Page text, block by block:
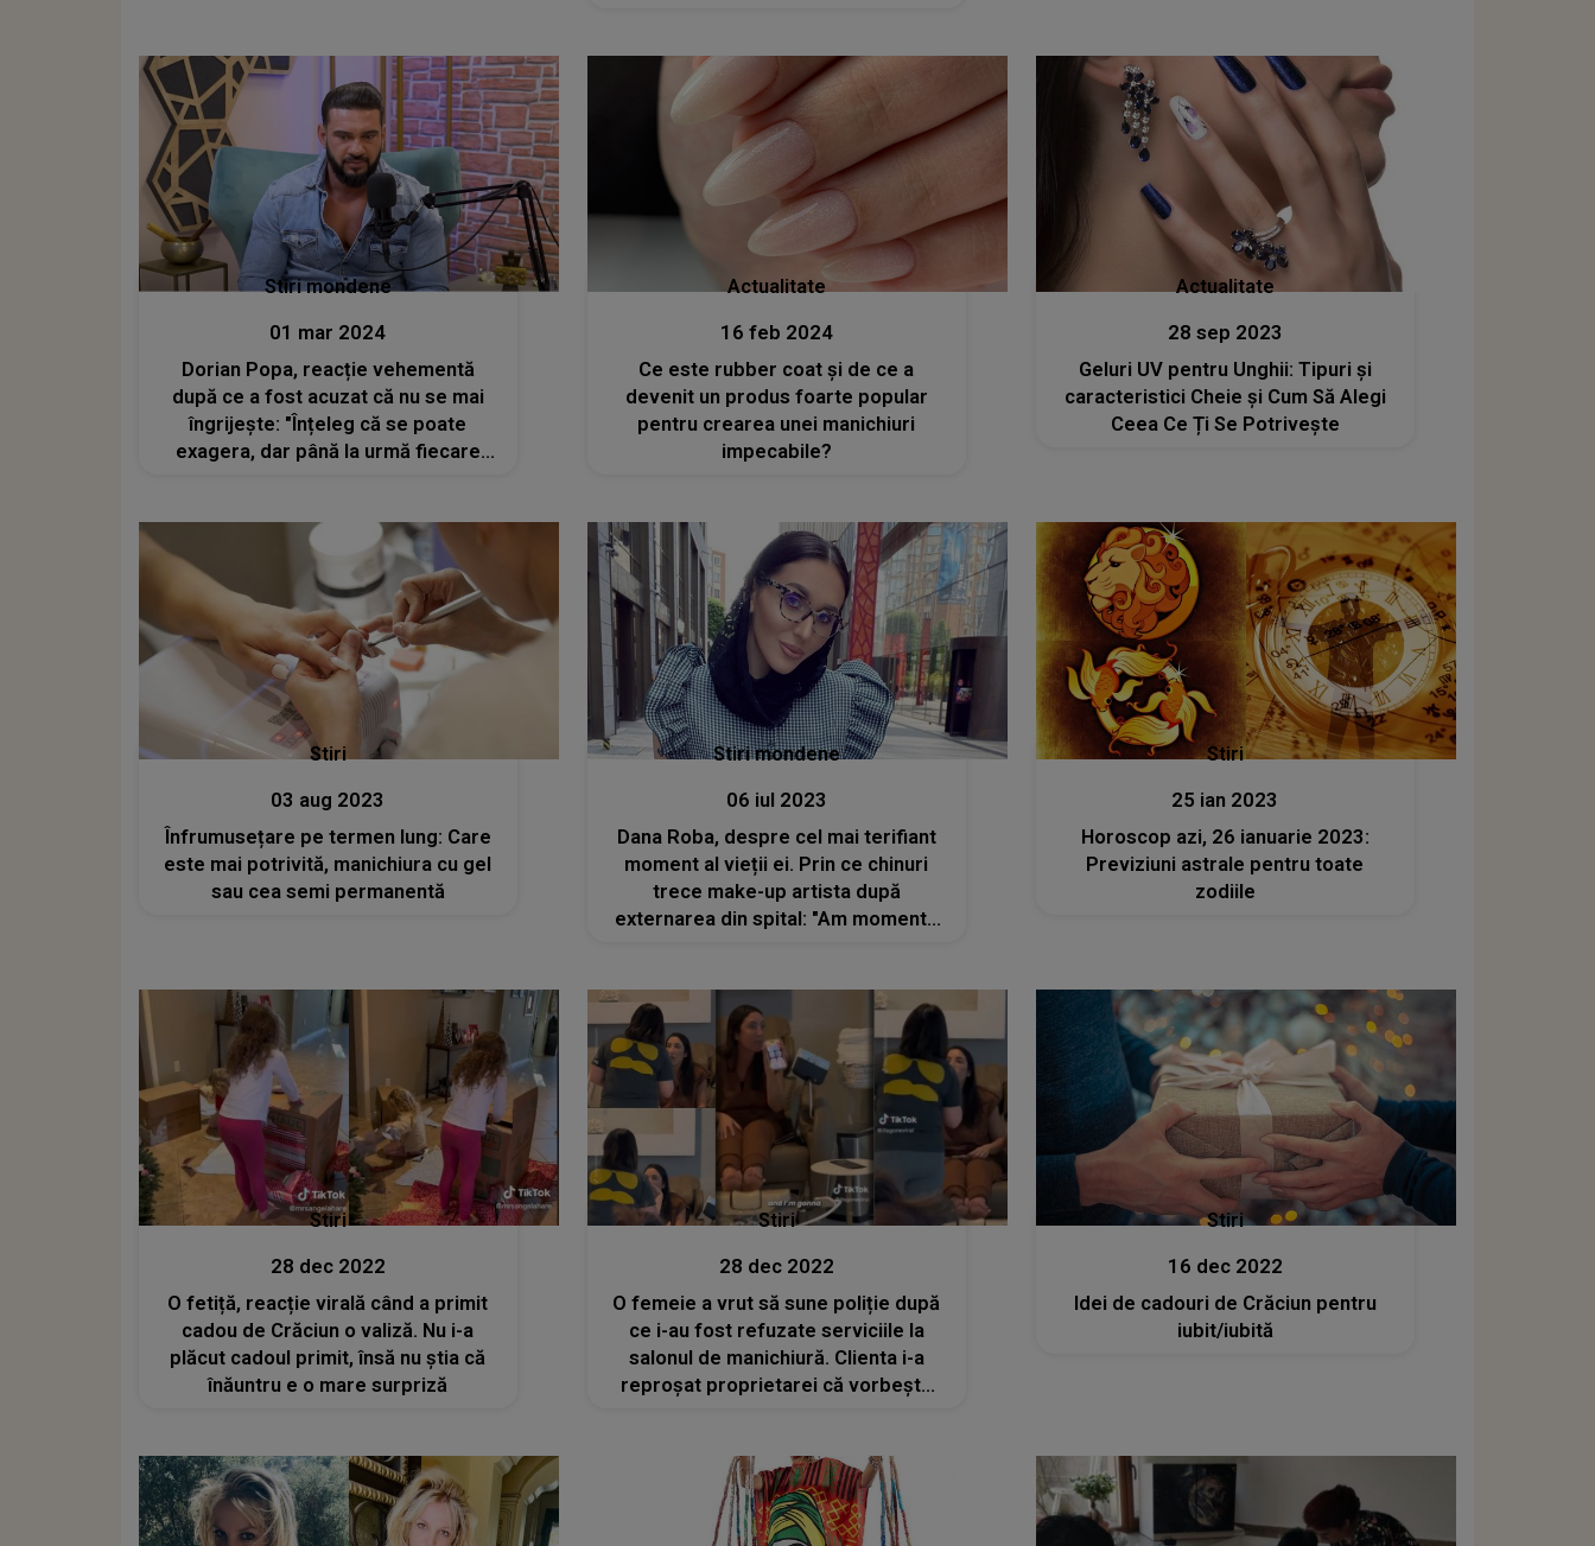
Stiri mondene
01 mar 2024
Dorian Popa, reacție vehementă
după ce a fost acuzat că nu se mai
îngrijește: "Înțeleg că se poate
exagera, dar până la urmă fiecare
Actualitate
16 feb 2024
Ce este rubber coat și de ce a
devenit un produs foarte popular
pentru crearea unei manichiuri
impecabile?
Actualitate
28 sep 2023
Geluri UV pentru Unghii: Tipuri și
caracteristici Cheie și Cum Să Alegi
Ceea Ce Ți Se Potrivește
Stiri
03 aug 2023
Înfrumusețare pe termen lung: Care
este mai potrivită, manichiura cu gel
sau cea semi permanentă
Stiri mondene
06 iul 2023
Dana Roba, despre cel mai terifiant
moment al vieții ei. Prin ce chinuri
trece make-up artista după
externarea din spital: "Am momente
Stiri
25 ian 2023
Horoscop azi, 26 ianuarie 2023:
Previziuni astrale pentru toate
zodiile
Stiri
28 dec 2022
O fetiță, reacție virală când a primit
cadou de Crăciun o valiză. Nu i-a
plăcut cadoul primit, însă nu știa că
înăuntru e o mare surpriză
Stiri
28 dec 2022
O femeie a vrut să sune poliție după
ce i-au fost refuzate serviciile la
salonul de manichiură. Clienta i-a
reproșat proprietarei că vorbește
Stiri
16 dec 2022
Idei de cadouri de Crăciun pentru
iubit/iubită